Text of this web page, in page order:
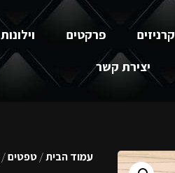
קרניזים פרקטים וילונות
יצירת קשר
עמוד הבית/טפטים/